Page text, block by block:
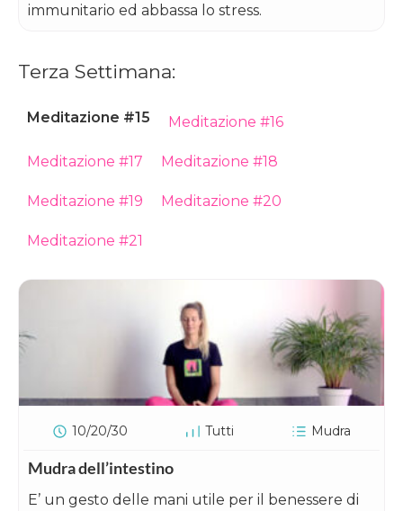
immunitario ed abbassa lo stress.
Terza Settimana:
Meditazione #15 Meditazione #16
Meditazione #17 Meditazione #18
Meditazione #19 Meditazione #20
Meditazione #21
10/20/30 Tutti Mudra
Mudra dell’intestino
E’ un gesto delle mani utile per il benessere di